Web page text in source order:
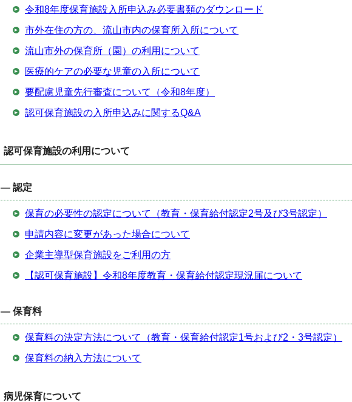
令和8年度保育施設入所申込み必要書類のダウンロード
市外在住の方の、流山市内の保育所入所について
流山市外の保育所（園）の利用について
医療的ケアの必要な児童の入所について
要配慮児童先行審査について（令和8年度）
認可保育施設の入所申込みに関するQ&A
認可保育施設の利用について
— 認定
保育の必要性の認定について（教育・保育給付認定2号及び3号認定）
申請内容に変更があった場合について
企業主導型保育施設をご利用の方
【認可保育施設】令和8年度教育・保育給付認定現況届について
— 保育料
保育料の決定方法について（教育・保育給付認定1号および2・3号認定）
保育料の納入方法について
病児保育について